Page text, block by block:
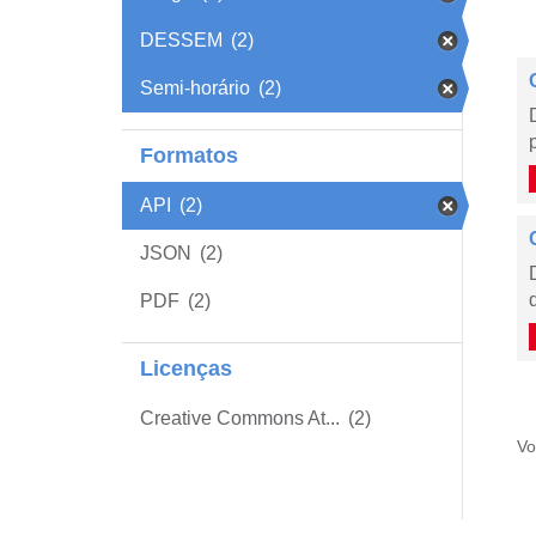
DESSEM (2)
Semi-horário (2)
Formatos
API (2)
JSON (2)
PDF (2)
Licenças
Creative Commons At... (2)